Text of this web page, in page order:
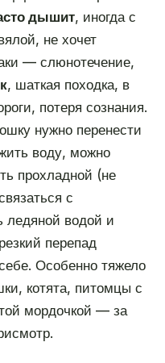
дышит, иногда с
не хочет
— слюнотечение,
, шаткая походка, в
потеря сознания.
нужно перенести
воду, можно
прохладной (не
с
ледяной водой и
перепад
Особенно тяжело
котята, питомцы с
мордочкой — за